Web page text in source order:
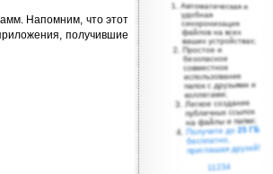
Напомним, что этот
получившие
Автоматическая и
удобная
синхронизация
файлов на всех
ваших устройствах;
Простое и
безопасное
совместное
использование
папок с друзьями и
коллегами;
Легкое создание
публичных ссылок
на файлы и папки;
Получите до25 ГБ
бесплатно,
приглашая друзей!
11234